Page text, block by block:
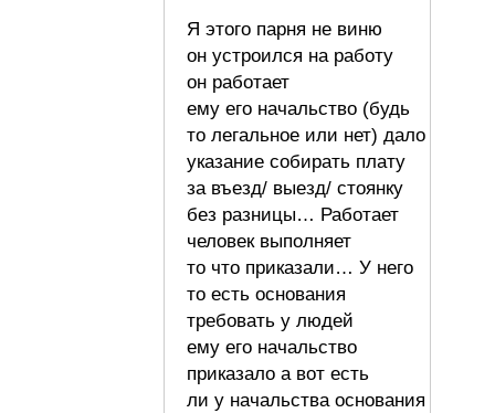
Я этого парня не виню
он устроился на работу
он работает
ему его начальство (будь
то легальное или нет) дало
указание собирать плату
за въезд/ выезд/ стоянку
без разницы… Работает
человек выполняет
то что приказали… У него
то есть основания
требовать у людей
ему его начальство
приказало а вот есть
ли у начальства основания